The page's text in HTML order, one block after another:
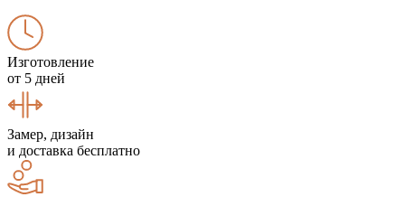
Изготовление
от 5 дней
Замер, дизайн
и доставка бесплатно